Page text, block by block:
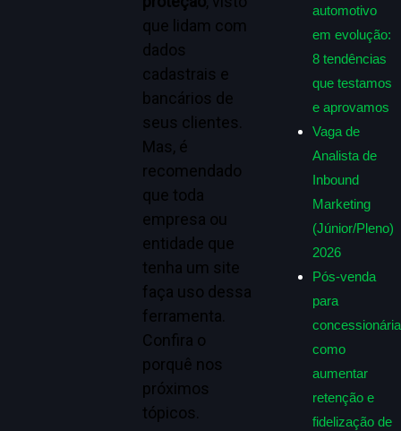
que lidam com
dados
cadastrais e
bancários de
seus clientes.
Mas, é
recomendado
que toda
empresa ou
entidade que
tenha um site
faça uso dessa
ferramenta.
Confira o
porquê nos
próximos
tópicos.
automotivo
em evolução:
8 tendências
que testamos
e aprovamos
Vaga de
Analista de
Inbound
Marketing
(Júnior/Pleno)
2026
Pós-venda
para
como
aumentar
retenção e
fidelização de